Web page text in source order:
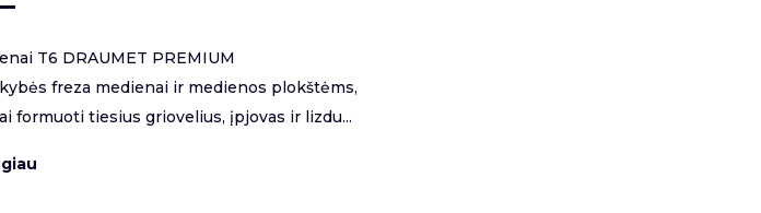
T6 DRAUMET PREMIUM
freza medienai ir medienos plokštėms,
formuoti tiesius griovelius, įpjovas ir lizdu...